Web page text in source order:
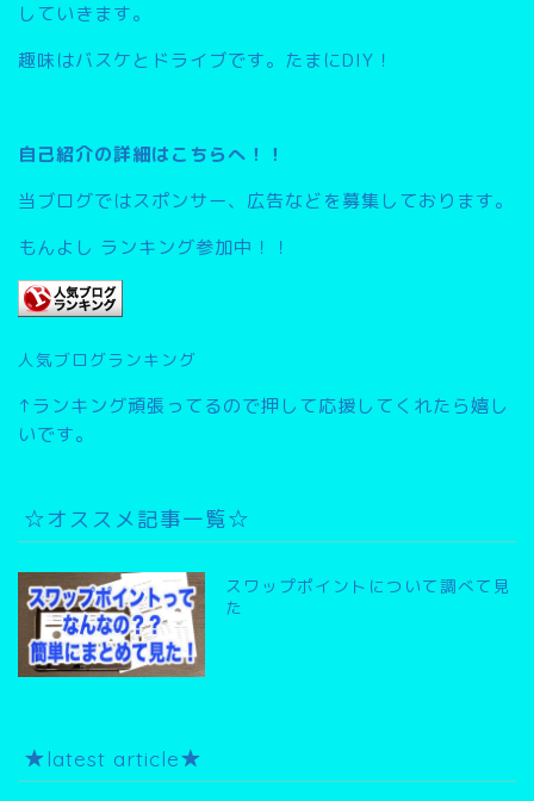
していきます。
趣味はバスケとドライブです。たまにDIY！
自己紹介の詳細はこちらへ！！
当ブログではスポンサー、広告などを募集しております。
もんよし ランキング参加中！！
人気ブログランキング
↑ランキング頑張ってるので押して応援してくれたら嬉し
いです。
☆オススメ記事一覧☆
スワップポイントについて調べて見
た
★latest article★